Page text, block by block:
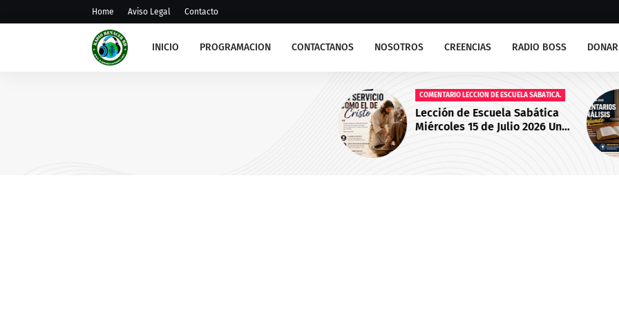
Home Aviso Legal Contacto
INICIO PROGRAMACION CONTACTANOS NOSOTROS CREENCIAS RADIO BOSS DONAR
COMENTARIOS ESCUELA SABATICA
Lección de Escuela Sabática
Lunes 13 de Julio 2026